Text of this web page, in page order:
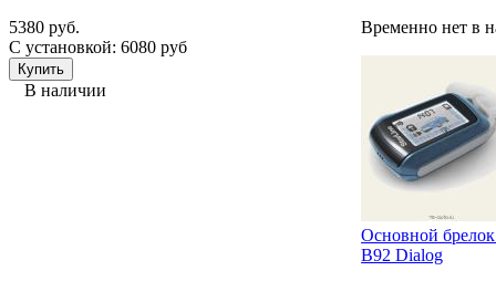
5380 руб.
С установкой: 6080 руб
В наличии
Временно нет в
Основной
B92 Dialog